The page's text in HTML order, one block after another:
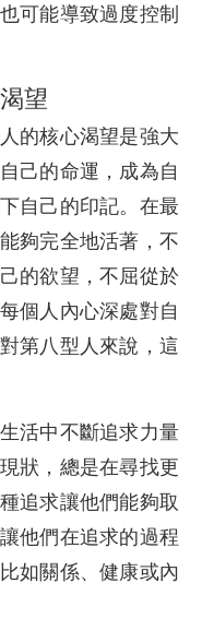
可能導致過度控制
望
的核心渴望是強大
己的命運，成為自
自己的印記。在最
夠完全地活著，不
的欲望，不屈從於
個人內心深處對自
第八型人來說，這
活中不斷追求力量
狀，總是在尋找更
追求讓他們能夠取
他們在追求的過程
如關係、健康或內